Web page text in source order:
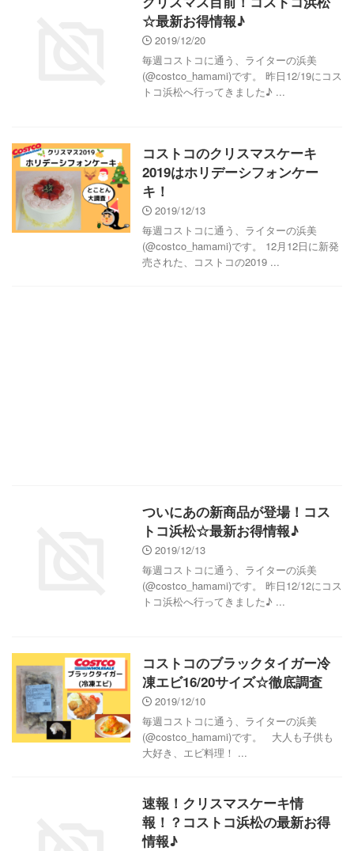
☆最新お得情報♪
2019/12/20
毎週コストコに通う、ライターの浜美
(@costco_hamami)です。 昨日12/19にコス
トコ浜松へ行ってきました♪ ...
コストコのクリスマスケーキ
2019はホリデーシフォンケー
キ！
2019/12/13
毎週コストコに通う、ライターの浜美
(@costco_hamami)です。 12月12日に新発
売された、コストコの2019 ...
ついにあの新商品が登場！コス
トコ浜松☆最新お得情報♪
2019/12/13
毎週コストコに通う、ライターの浜美
(@costco_hamami)です。 昨日12/12にコス
トコ浜松へ行ってきました♪ ...
コストコのブラックタイガー冷
凍エビ16/20サイズ☆徹底調査
2019/12/10
毎週コストコに通う、ライターの浜美
(@costco_hamami)です。 大人も子供も
大好き、エビ料理！ ...
速報！クリスマスケーキ情
報！？コストコ浜松の最新お得
情報♪